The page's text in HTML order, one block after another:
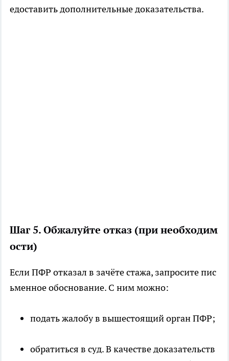
едоставить дополнительные доказательства.
Шаг 5. Обжалуйте отказ (при необходим
ости)
Если ПФР отказал в зачёте стажа, запросите пис
ьменное обоснование. С ним можно:
подать жалобу в вышестоящий орган ПФР;
обратиться в суд. В качестве доказательств